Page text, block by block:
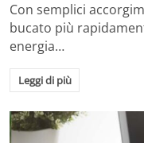
Con semplici
bucato più
energia…
Leggi di più